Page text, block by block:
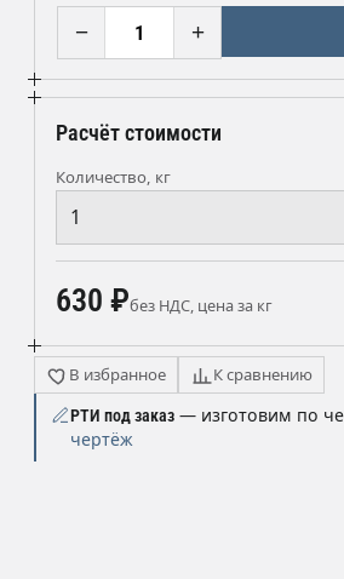
− +
Расчёт стоимости
Количество, кг
630 ₽без НДС, цена за кг
В избранное К сравнению
РТИ под заказ — изготовим по
чертёж